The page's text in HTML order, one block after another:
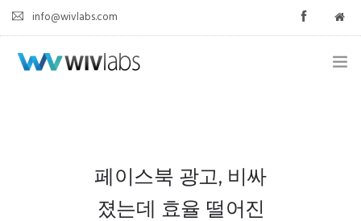
info@wivlabs.com
페이스북 광고, 비싸
졌는데 효율 떨어진